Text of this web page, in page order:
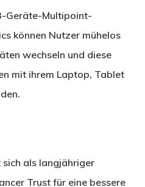
Geräte-Multipoint-
können Nutzer mühelos
wechseln und diese
mit ihrem Laptop, Tablet
als langjähriger
Trust für eine bessere